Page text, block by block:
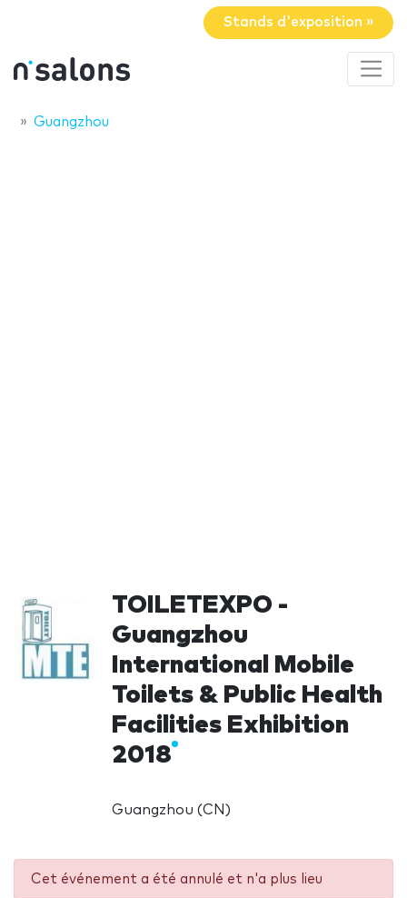
Stands d'exposition »
Guangzhou
TOILETEXPO -
Guangzhou
International Mobile
Toilets & Public Health
Facilities Exhibition
2018
Guangzhou (CN)
Cet événement a été annulé et n'a plus lieu